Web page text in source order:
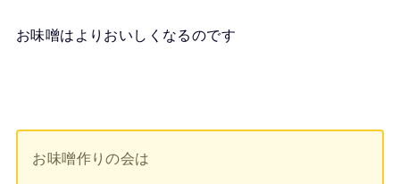
お味噌はよりおいしくなるのです
お味噌作りの会は